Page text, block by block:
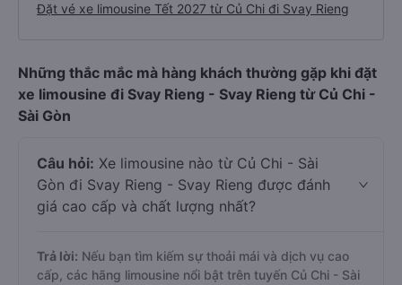
Đặt vé xe limousine Tết 2027 từ Củ Chi đi Svay Rieng
Những thắc mắc mà hàng khách thường gặp khi đặt
xe limousine đi Svay Rieng - Svay Rieng từ Củ Chi -
Sài Gòn
Câu hỏi: Xe limousine nào từ Củ Chi - Sài
Gòn đi Svay Rieng - Svay Rieng được đánh
giá cao cấp và chất lượng nhất?
Trả lời: Nếu bạn tìm kiếm sự thoải mái và dịch vụ cao
cấp, các hãng limousine nổi bật trên tuyến Củ Chi - Sài